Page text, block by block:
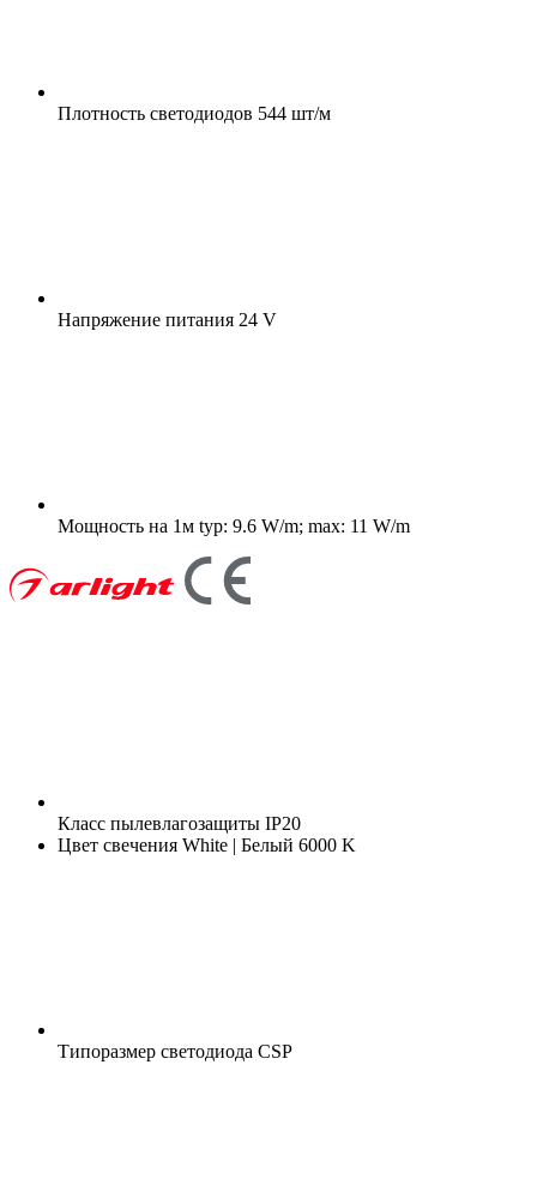
Плотность светодиодов 544 шт/м
Напряжение питания 24 V
Мощность на 1м typ: 9.6 W/m; max: 11 W/m
Класс пылевлагозащиты IP20
Цвет свечения White | Белый 6000 K
Типоразмер светодиода CSP